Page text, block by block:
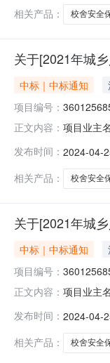
相关产品：
校舍安全
关于[2021年城
中标｜中标通知
项目编号：
正文内容： 项目业主
额说明：
发布时间： 2024-04-
相关产品：
校舍安全
关于[2021年城
中标｜中标通知
项目编号：
正文内容： 项目业主
（￥
发布时间： 2024-04-
相关产品：
校舍安全